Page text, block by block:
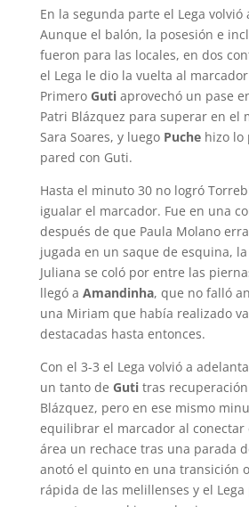
En la segunda parte el Lega
Aunque el balón, la posesión e
fueron para las locales, en dos
el Lega le dio la vuelta al
Primero Gutiaprovechó un pase
Patri Blázquez para superar en el
Sara Soares, y luego Puchehizo lo
pared con Guti.
Hasta el minuto 30 no logró
igualar el marcador. Fue en una
después de que Paula Molano
jugada en un saque de esquina,
Juliana se coló por entre las
llegó a Amandinha, que no falló
una Miriam que había realizado
destacadas hasta entonces.
Con el 3-3 el Lega volvió a
un tanto de Gutitras
Blázquez, pero en ese mismo
equilibrar el marcador al
área un rechace tras una parada
anotó el quinto en una transición
rápida de las melillenses y el